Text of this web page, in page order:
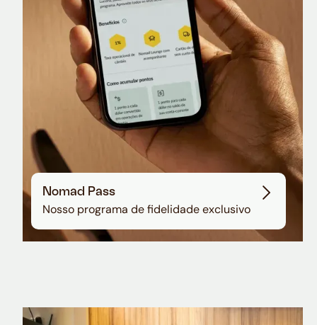
Nomad Pass
Nosso programa de fidelidade exclusivo